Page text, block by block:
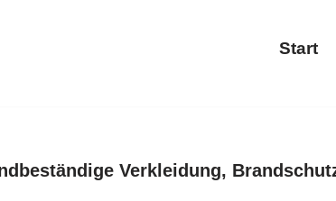
Start
Verkleidung,